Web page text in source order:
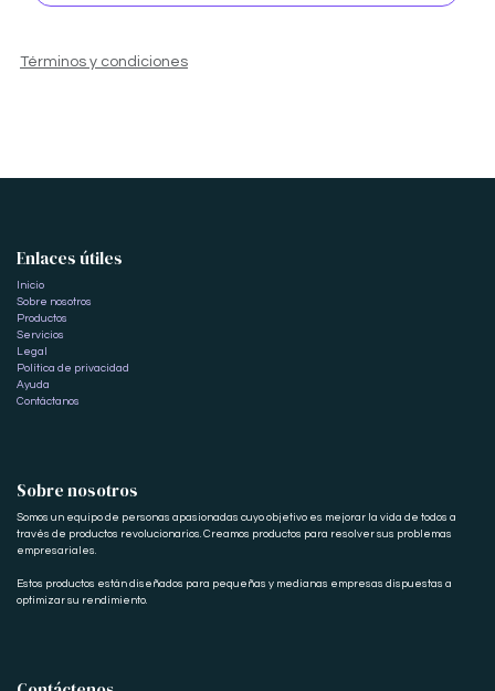
Términos y condiciones
Enlaces útiles
Inicio
Sobre nosotros
Productos
Servicios
Legal
Política de privacidad
Ayuda
Contáctanos
Sobre nosotros
Somos un equipo de personas apasionadas cuyo objetivo es mejorar la vida de todos a
través de productos revolucionarios. Creamos productos para resolver sus problemas
empresariales.
Estos productos están diseñados para pequeñas y medianas empresas dispuestas a
optimizar su rendimiento.